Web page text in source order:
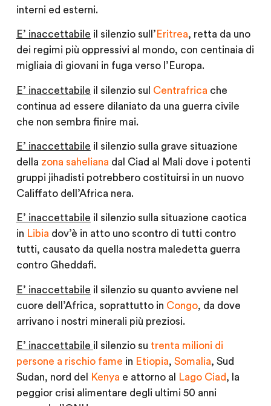
interni ed esterni.
E’ inaccettabile il silenzio sull’ Eritrea, retta da uno
dei regimi più oppressivi al mondo, con centinaia di
migliaia di giovani in fuga verso l’Europa.
E’ inaccettabile il silenzio sul Centrafrica che
continua ad essere dilaniato da una guerra civile
che non sembra finire mai.
E’ inaccettabile il silenzio sulla grave situazione
della zona saheliana dal Ciad al Mali dove i potenti
gruppi jihadisti potrebbero costituirsi in un nuovo
Califfato dell’Africa nera.
E’ inaccettabile il silenzio sulla situazione caotica
in Libia dov’è in atto uno scontro di tutti contro
tutti, causato da quella nostra maledetta guerra
contro Gheddafi.
E’ inaccettabile il silenzio su quanto avviene nel
cuore dell’Africa, soprattutto in Congo, da dove
arrivano i nostri minerali più preziosi.
E’ inaccettabile il silenzio su trenta milioni di
persone a rischio fame in Etiopia, Somalia, Sud
Sudan, nord del
Kenya e attorno al Lago Ciad, la
peggior crisi alimentare degli ultimi 50 anni